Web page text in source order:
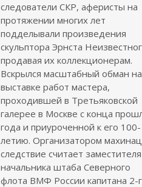
следователи СКР, аферисты на
протяжении многих лет
подделывали произведения
скульптора Эрнста
продавая их коллекционерам.
Вскрылся масштабный обман на
выставке работ мастера,
проходившей в Третьяковской
галерее в Москве с конца
года и приуроченной к его 100-
летию. Организатором
следствие считает заместителя
начальника штаба Северного
флота ВМФ России капитана 2-